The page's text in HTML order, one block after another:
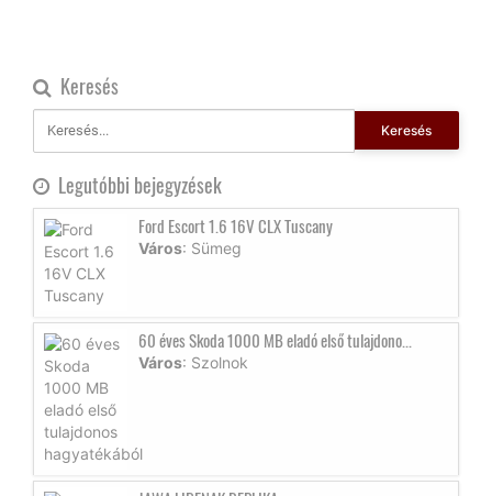
Keresés
Keresés
Legutóbbi bejegyzések
Ford Escort 1.6 16V CLX Tuscany
Város: Sümeg
60 éves Skoda 1000 MB eladó első tulajdono...
Város: Szolnok